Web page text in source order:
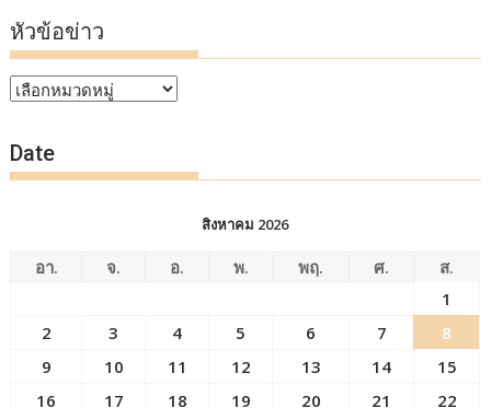
หัวข้อข่าว
หัวข้อ
Date
สิงหาคม 2026
อา. จ. อ. พ. พฤ. ศ.
ส.
1
2
3 4 5 6 7
8
9
10 11 12 13 14
15
16
17 18 19 20 21
22